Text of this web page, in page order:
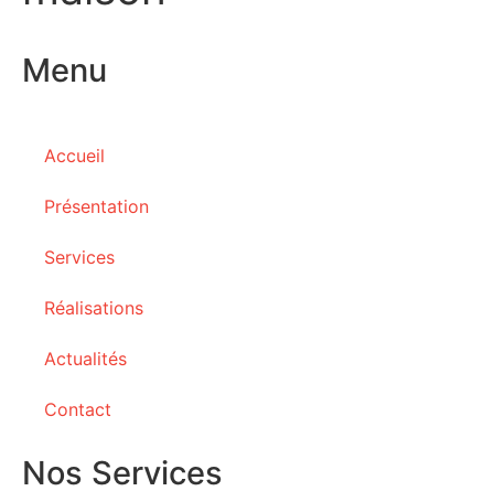
Menu
Accueil
Présentation
Services
Réalisations
Actualités
Contact
Nos Services